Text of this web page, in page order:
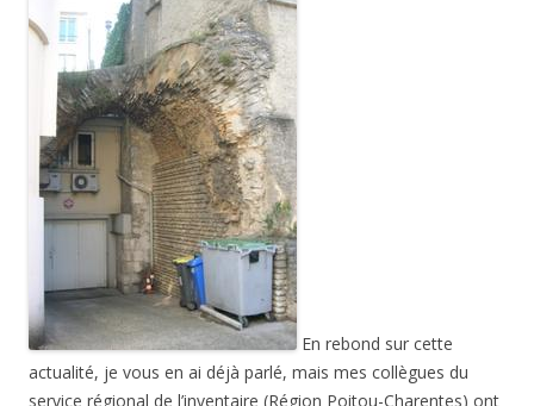
En rebond sur cette
actualité, je vous en ai déjà parlé, mais mes collègues du
service régional de l’inventaire (Région Poitou-Charentes) ont